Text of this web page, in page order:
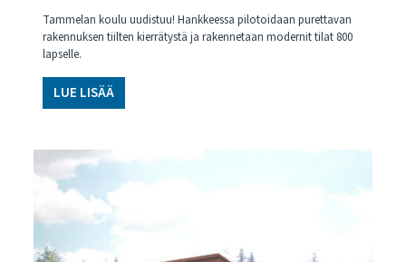
Tammelan koulu uudistuu! Hankkeessa pilotoidaan purettavan
rakennuksen tiilten kierrätystä ja rakennetaan modernit tilat 800
lapselle.
LUE LISÄÄ